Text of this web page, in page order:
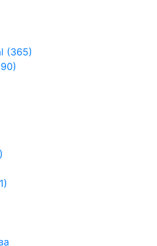
(365)